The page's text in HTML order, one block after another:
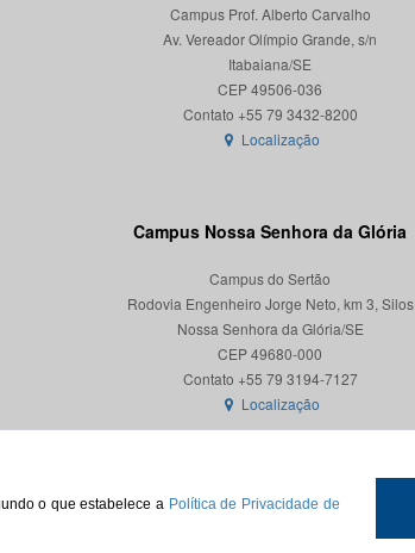
o que estabelece a Política de Privacidade de
Campus Prof. Alberto Carvalho
Av. Vereador Olímpio Grande, s/n
Itabaiana/SE
CEP 49506-036
Localização
Campus Nossa Senhora da Glória
Campus do Sertão
Rodovia Engenheiro Jorge Neto, km 3, Silos
Nossa Senhora da Glória/SE
CEP 49680-000
Contato +55 79 3194-7127
Localização